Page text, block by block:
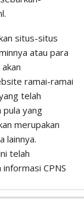
situs-situs
atau para
ramai-ramai
telah
pula yang
merupakan
lainnya.
telah
CPNS